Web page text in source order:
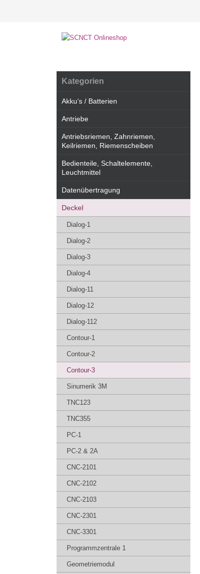
Kategorien
Akku‘s / Batterien
Antriebe
Antriebsriemen, Zahnriemen,
Keilriemen, Riemenscheiben
Bedienteile, Schaltelemente,
Leuchtmittel
Datenübertragung
Deckel
Dialog-1
Dialog-2
Dialog-3
Dialog-4
Dialog-11
Dialog-12
Dialog-112
Contour-1
Contour-2
Contour-3
Sinumerik 3M
TNC123
TNC355
PC-1
PC-2 & 2A
CNC-2101
CNC-2102
CNC-2103
CNC-2301
CNC-3301
Programmzentrale 1
Geometriemodul